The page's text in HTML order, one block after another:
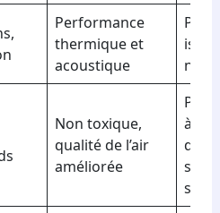
Performance
thermique et
acoustique
Non toxique,
qualité de l’air
améliorée
à
d’eau
sans